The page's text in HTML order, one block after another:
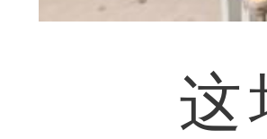
这场